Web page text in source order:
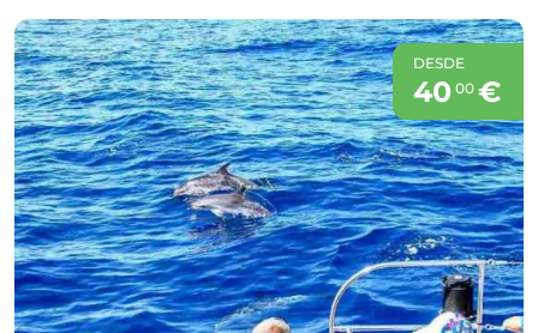
DESDE
40 00€